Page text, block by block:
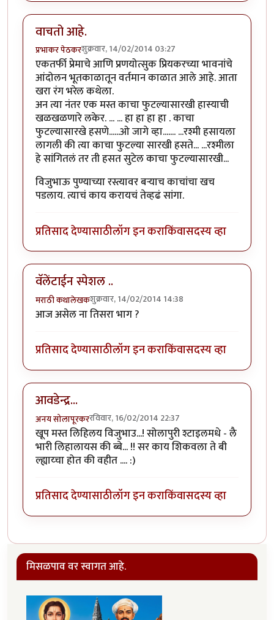
वाचतो आहे.
प्रभाकर पेठकरशुक्रवार, 14/02/2014 03:27
एकतर्फी प्रेमाचे आणि प्रणयोत्सुक प्रियकरच्या भावनांचे
आंदोलन भूतकाळातून वर्तमान काळात आले आहे. आता
खरा रंग भरेल कथेला.
अन त्या नंतर एक मस्त काचा फुटल्यासारखी हास्याची
खळखळणारे लकेर. ... ... हा हा हा हा . काचा
फुटल्यासारखे हसणे......ओ जागे व्हा....... ...रश्मी हसायला
लागली की त्या काचा फुटल्या सारखी हसते... ...रश्मीला
हे सांगितलं तर ती हसत सुटेल काचा फुटल्यासारखी...
विजुभाऊ पुण्याच्या रस्त्यावर बर्‍याच काचांचा खच
पडलाय. त्याचं काय करायचं तेव्हढं सांगा.
प्रतिसाद देण्यासाठीलॉग इन कराकिंवासदस्य व्हा
वॅलेंटाईन स्पेशल ..
मराठी कथालेखकशुक्रवार, 14/02/2014 14:38
आज असेल ना तिसरा भाग ?
प्रतिसाद देण्यासाठीलॉग इन कराकिंवासदस्य व्हा
आवडेन्द्र...
अनय सोलापूरकररविवार, 16/02/2014 22:37
खूप मस्त लिहिलय विजुभाउ...! सोलापुरी श्टाइलमधे - लै
भारी लिहालायस की ब्बे... !! सर काय शिकवला ते बी
ल्ह्याय्चा होत की वहीत .... :)
प्रतिसाद देण्यासाठीलॉग इन कराकिंवासदस्य व्हा
मिसळपाव वर स्वागत आहे.